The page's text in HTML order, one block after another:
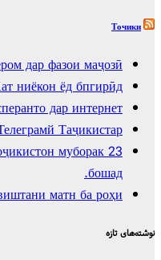
Точики
дар фазои маҷозӣ
ниёкон ёд бпгирӣд
дар интернет
Таҷикистар
муборак
бошад.
матн ба роҳи
نوشته‌های تازه